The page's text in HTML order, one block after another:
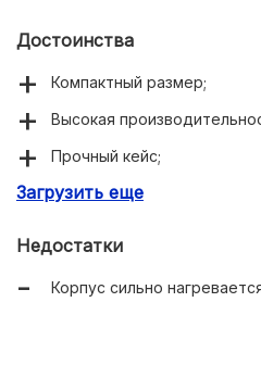
Достоинства
Компактный размер;
Высокая
Прочный кейс;
Продуманная эргономика;
Загрузить еще
Недостатки
Корпус сильно